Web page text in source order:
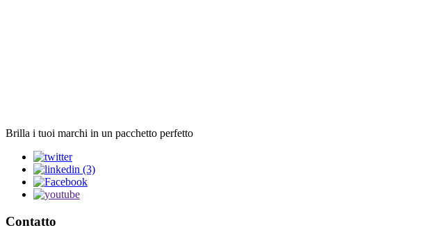
Brilla i tuoi marchi in un pacchetto perfetto
Contatto